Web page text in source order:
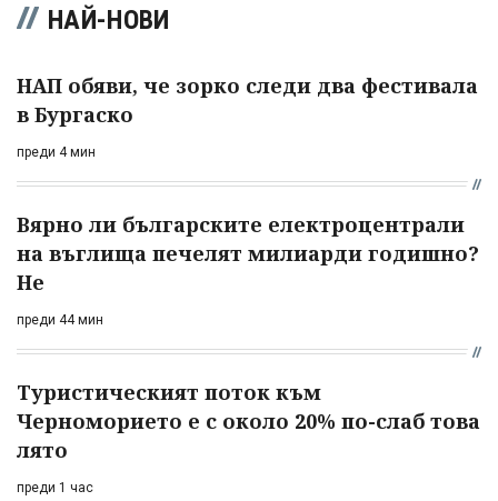
НАЙ-НОВИ
НАП обяви, че зорко следи два фестивала
в Бургаско
преди 4 мин
Вярно ли българските електроцентрали
на въглища печелят милиарди годишно?
Не
преди 44 мин
Туристическият поток към
Черноморието е с около 20% по-слаб това
лято
преди 1 час